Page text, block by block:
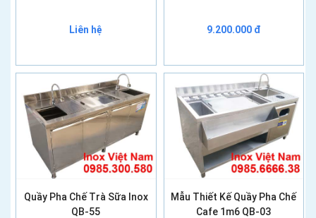
Liên hệ 9.200.000 đ
Quầy Pha Chế Trà Sữa Inox
QB-55
Mẫu Thiết Kế Quầy Pha Chế
Cafe 1m6 QB-03